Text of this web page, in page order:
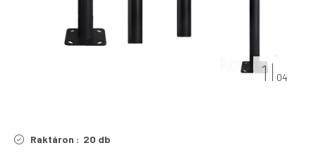
1 04
Raktáron : 20 db